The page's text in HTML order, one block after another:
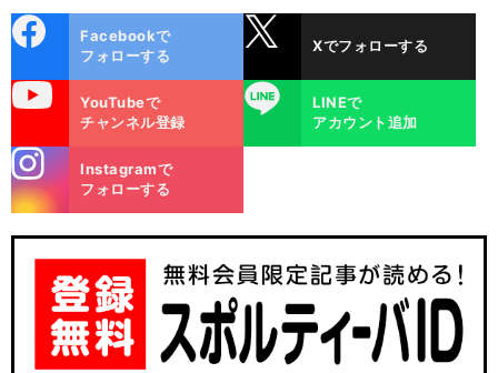
ok
Facebookで
フォローする
Xでフォローする
YouTubeで
チャンネル登録
LINE
LINEで
アカウント追加
m
Instagramで
フォローする